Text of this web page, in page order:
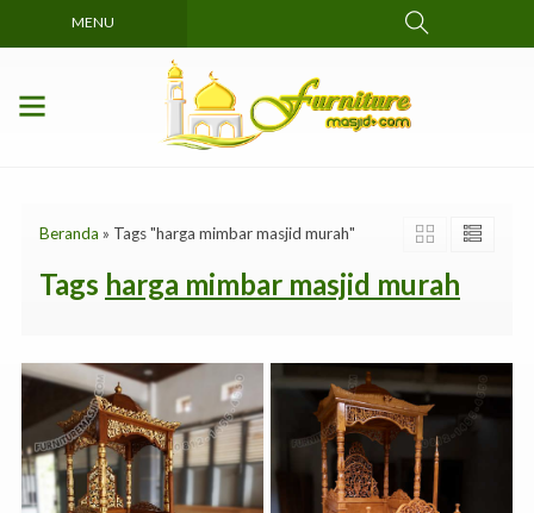
MENU
Beranda » Tags "harga mimbar masjid murah"
Tags harga mimbar masjid murah